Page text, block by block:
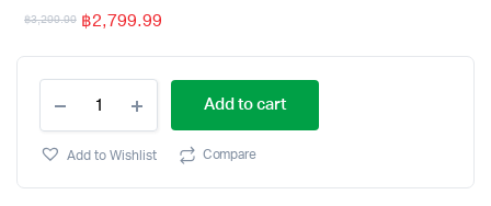
฿3,299.99 ฿2,799.99
Add to cart
Add to Wishlist Compare